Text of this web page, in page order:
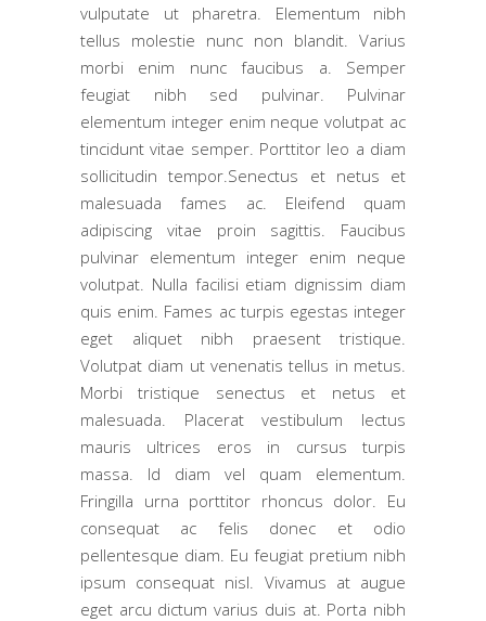
vulputate ut pharetra. Elementum nibh
tellus molestie nunc non blandit. Varius
morbi enim nunc faucibus a. Semper
feugiat nibh sed pulvinar. Pulvinar
elementum integer enim neque volutpat ac
tincidunt vitae semper. Porttitor leo a diam
sollicitudin tempor.Senectus et netus et
malesuada fames ac. Eleifend quam
adipiscing vitae proin sagittis. Faucibus
pulvinar elementum integer enim neque
volutpat. Nulla facilisi etiam dignissim diam
quis enim. Fames ac turpis egestas integer
eget aliquet nibh praesent tristique.
Volutpat diam ut venenatis tellus in metus.
Morbi tristique senectus et netus et
malesuada. Placerat vestibulum lectus
mauris ultrices eros in cursus turpis
massa. Id diam vel quam elementum.
Fringilla urna porttitor rhoncus dolor. Eu
consequat ac felis donec et odio
pellentesque diam. Eu feugiat pretium nibh
ipsum consequat nisl. Vivamus at augue
eget arcu dictum varius duis at. Porta nibh